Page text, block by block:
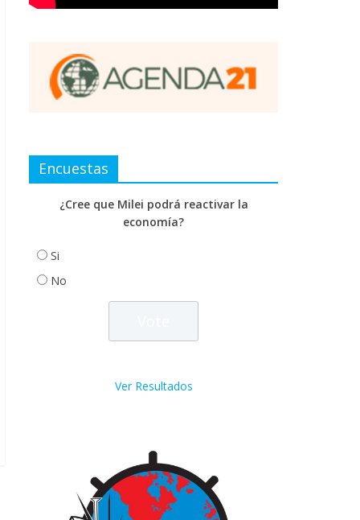
Encuestas
¿Cree que Milei podrá reactivar la
economía?
Si
No
Ver Resultados